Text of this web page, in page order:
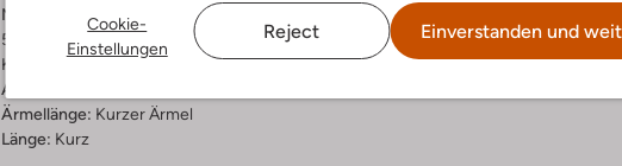
Cookie-
Einstellungen
Reject Einverstanden und
Materiaalpercentages:
50 % Biologisch Katoen, 50 % Gerecycled
Katoen
Ausschnitt:
Ärmellänge: Kurzer Ärmel
Länge: Kurz